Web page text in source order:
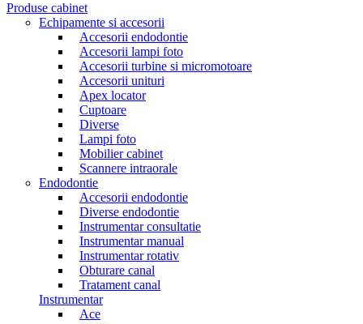
Produse cabinet
Echipamente si accesorii
Accesorii endodontie
Accesorii lampi foto
Accesorii turbine si micromotoare
Accesorii unituri
Apex locator
Cuptoare
Diverse
Lampi foto
Mobilier cabinet
Scannere intraorale
Endodontie
Accesorii endodontie
Diverse endodontie
Instrumentar consultatie
Instrumentar manual
Instrumentar rotativ
Obturare canal
Tratament canal
Instrumentar
Ace